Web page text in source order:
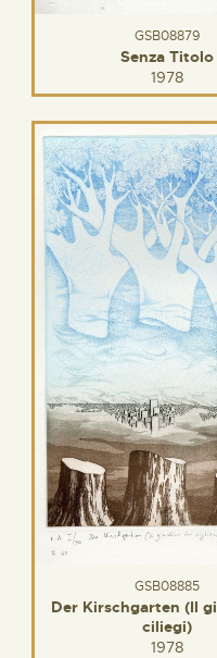
GSB08879
Senza Titolo
1978
GSB08885
Der Kirschgarten (Il
ciliegi)
1978